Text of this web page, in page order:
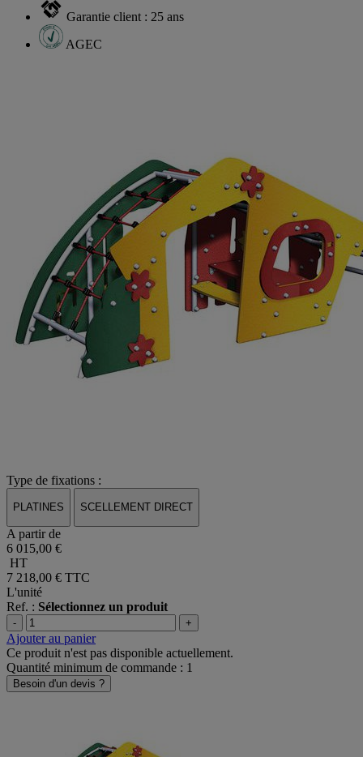
Garantie client : 25 ans
AGEC
Type de fixations :
PLATINES SCELLEMENT DIRECT
A partir de
6 015,00 €
HT
7 218,00 € TTC
L'unité
Ref. : Sélectionnez un produit
- +
Ajouter au panier
Ce produit n'est pas disponible actuellement.
Quantité minimum de commande : 1
Besoin d'un devis ?